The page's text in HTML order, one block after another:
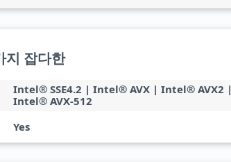
지 잡다한
Intel® SSE4.2 | Intel® AVX | Intel® AVX2 |
Intel® AVX-512
Yes